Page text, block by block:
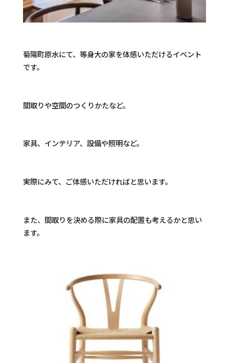
菊陽町原水にて、等身大の家を体感いただけるイベント
です。
間取りや空間のつくりかたなど。
家具、インテリア、設備や照明など。
実際にみて、ご体感いただければと思います。
また、間取りを決める際に家具の配置も考えるかと思い
ます。